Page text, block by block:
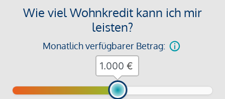
Wie viel Wohnkredit kann ich mir
leisten?
Monatlich verfügbarer Betrag:
€